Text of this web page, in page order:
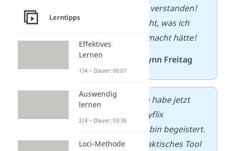
sehr, sehr gut verstanden!
Ich wüsste nicht, was ich
ohne euch gemacht hätte!
— von
Finni Lynn Freitag
Guten Tag.
Ich habe jetzt
erstmals Studyflix
gestartet und bin begeistert.
Endlich ein praktisches Tool
Lerntipps
Effektives
Lernen
1/4 – Dauer: 06:07
Auswendig
lernen
2/4 – Dauer: 03:36
Loci-Methode